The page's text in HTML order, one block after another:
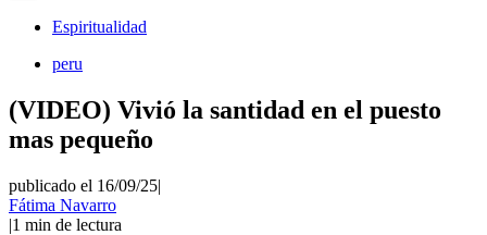
Espiritualidad
peru
(VIDEO) Vivió la santidad en el puesto
mas pequeño
publicado el 16/09/25|
Fátima Navarro
|1 min de lectura